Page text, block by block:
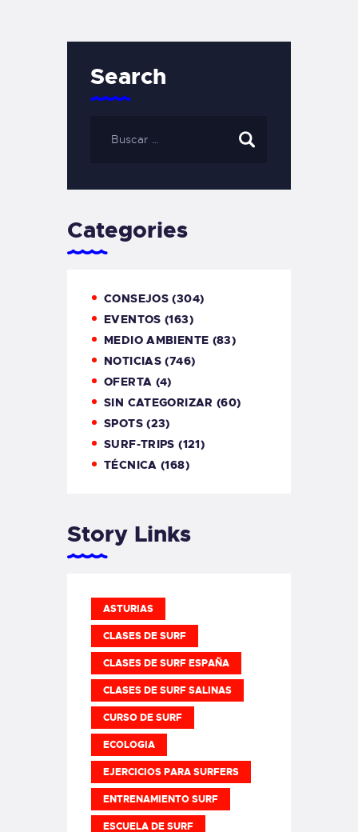
Search
Categories
CONSEJOS (304)
EVENTOS (163)
MEDIO AMBIENTE (83)
NOTICIAS (746)
OFERTA (4)
SIN CATEGORIZAR (60)
SPOTS(23)
SURF-TRIPS (121)
TÉCNICA (168)
Story Links
ASTURIAS
CLASES DE SURF
CLASES DE SURF ESPAÑA
CLASES DE SURF SALINAS
CURSO DE SURF
ECOLOGIA
EJERCICIOS PARA SURFERS
ENTRENAMIENTO SURF
ESCUELA DE SURF